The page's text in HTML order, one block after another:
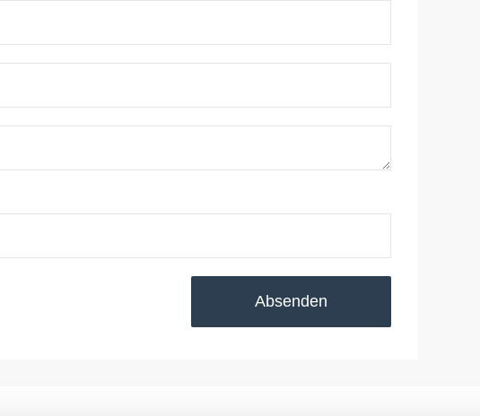
Absenden